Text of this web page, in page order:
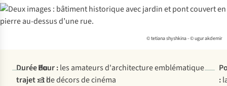
© tetiana shyshkina - © ugur akdemir
Durée du
trajet :3 h
Pour :les amateurs d'architecture emblématique
et de décors de cinéma
: